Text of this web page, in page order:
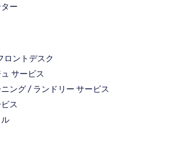
ー
ロントデスク
サービス
ング / ランドリー サービス
ス